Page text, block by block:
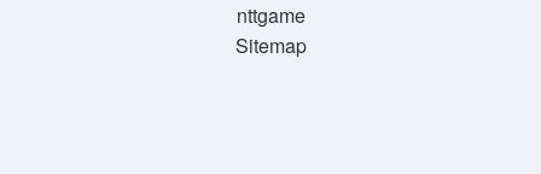
nttgame
Sitemap